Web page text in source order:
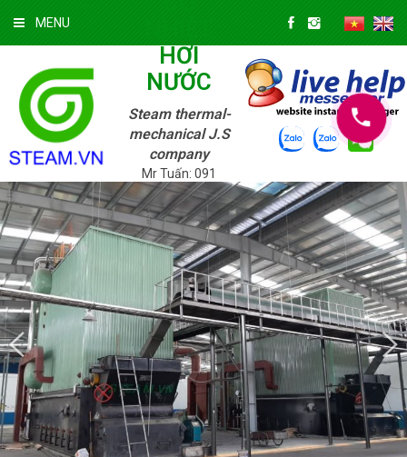
MENU
HƠI
NƯỚC
Steam thermal-
mechanical J.S
company
Mr Tuấn: 091
3322 147; Mr.
Tuyền: 039 720
9625
Thứ Sáu
07/08/2026 »
9:17:29 AM